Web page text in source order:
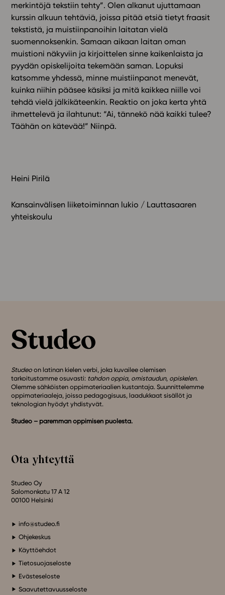
merkintöjä tekstiin tehty”. Olen alkanut ujuttamaan
kurssin alkuun tehtäviä, joissa pitää etsiä tietyt fraasit
tekstistä, ja muistiinpanoihin laitatan vielä
suomennoksenkin. Samaan aikaan laitan oman
muistioni näkyviin ja kirjoittelen sinne kaikenlaista ja
pyydän opiskelijoita tekemään saman. Lopuksi
katsomme yhdessä, minne muistiinpanot menevät,
kuinka niihin pääsee käsiksi ja mitä kaikkea niille voi
tehdä vielä jälkikäteenkin. Reaktio on joka kerta yhtä
ihmettelevä ja ilahtunut: “Ai, tännekö nää kaikki tulee?
Täähän on kätevää!” Niinpä.
Heini Pirilä
Kansainvälisen liiketoiminnan lukio / Lauttasaaren
yhteiskoulu
Studeo on latinan kielen verbi, joka kuvailee olemisen
tarkoitustamme osuvasti: tahdon oppia, omistaudun, opiskelen.
Olemme sähköisten oppimateriaalien kustantaja. Suunnittelemme
oppimateriaaleja, joissa pedagogisuus, laadukkaat sisällöt ja
teknologian hyödyt yhdistyvät.
Studeo – paremman oppimisen puolesta.
Ota yhteyttä
Studeo Oy
Salomonkatu 17 A 12
00100 Helsinki
info@studeo.fi
Ohjekeskus
Käyttöehdot
Tietosuojaseloste
Evästeseloste
Saavutettavuusseloste